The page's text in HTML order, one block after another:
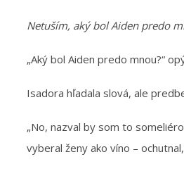
Netuším, aký bol Aiden predo
„Aký bol Aiden predo mnou?“
Isadora hľadala slová, ale
„No, nazval by som to
vyberal ženy ako víno –